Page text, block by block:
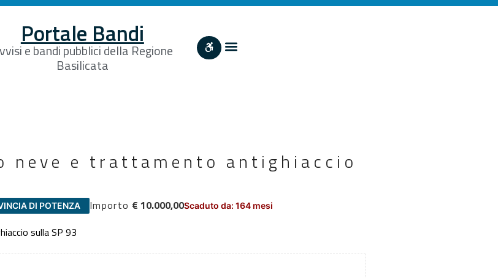
Portale Bandi
e bandi pubblici della Regione
Basilicata
neve e trattamento antighiaccio
DI POTENZA Importo € 10.000,00Scaduto da: 164 mesi
sulla SP 93